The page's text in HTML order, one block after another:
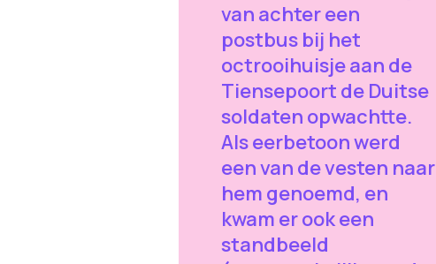
van achter een
postbus bij het
octrooihuisje aan de
Tiensepoort de Duitse
soldaten opwachtte.
Als eerbetoon werd
een van de vesten naar
hem genoemd, en
kwam er ook een
standbeeld